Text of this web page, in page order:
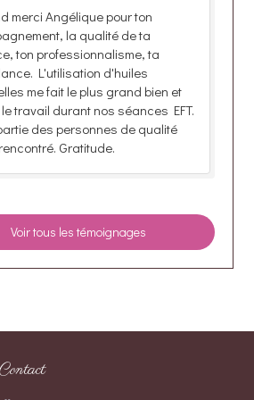
merci Angélique pour ton
la qualité de ta
ton professionnalisme, ta
L'utilisation d'huiles
me fait le plus grand bien et
travail durant nos séances EFT.
des personnes de qualité
Gratitude.
Voir tous les témoignages
Contact